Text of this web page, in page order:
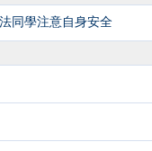
同學注意自身安全